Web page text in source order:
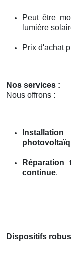
Peut être
lumière
Prix d'achat
Nos services :
Nous offrons :
Réparation
continue.
Dispositifs